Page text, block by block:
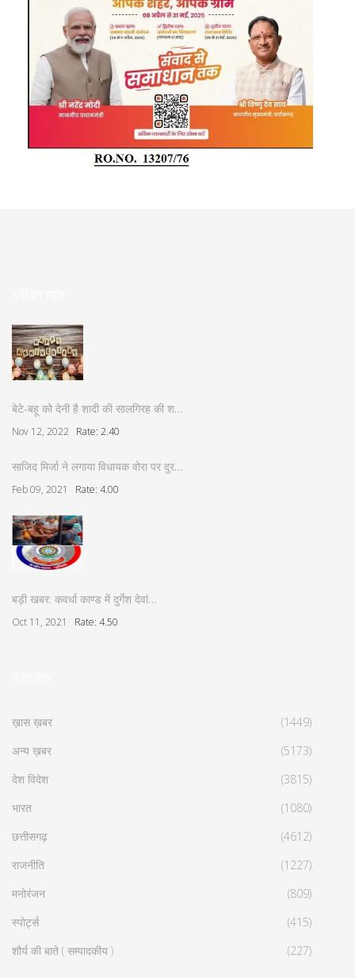
बेटे-बहू को देनी है शादी की सालगिरह की श…
Nov 12, 2022 Rate: 2.40
साजिद मिर्जा ने लगाया विधायक वोरा पर दुर…
Feb 09, 2021 Rate: 4.00
बड़ी खबर: कवर्धा काण्ड में दुर्गेश देवां…
Oct 11, 2021 Rate: 4.50
ख़ास ख़बर
(1449)
अन्य ख़बर
(5173)
देश विदेश
(3815)
भारत
(1080)
छत्तीसगढ़
(4612)
राजनीति
(1227)
मनोरंजन
(809)
स्पोर्ट्स
(415)
शौर्य की बाते ( सम्पादकीय )
(227)